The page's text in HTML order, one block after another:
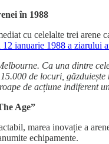
în 1988
cu celelalte trei
ianuarie 1988 a ziarului
Ca una dintre
de locuri,
de acțiune indiferent
Age”
marea inovație a
echipamente.